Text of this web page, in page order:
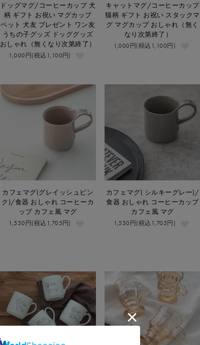
ドッグマグ/コーヒーカップ 犬
柄 ギフト お祝い マグカップ
ペット 犬友 プレゼント ワン友
うちの子グッズ ドッググッズ
おしゃれ（無くなり次第終了）
1,000円(税込1,100円)
キャットマグ/コーヒーカップ
猫柄 ギフト お祝い スタックマ
グ マグカップ おしゃれ（無く
なり次第終了）
1,000円(税込1,100円)
カフェマグ(グレイッシュピン
ク)/食器 おしゃれ コーヒーカ
ップ カフェ風 マグ
1,550円(税込1,705円)
カフェマグ( シルキーグレー)/
食器 おしゃれ コーヒーカップ
カフェ風 マグ
1,550円(税込1,705円)